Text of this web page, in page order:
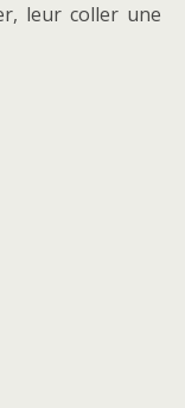
leur coller une